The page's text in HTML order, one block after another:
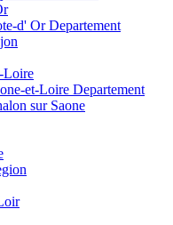
d' Or Departement
Loire
et-Loire Departement
sur Saone